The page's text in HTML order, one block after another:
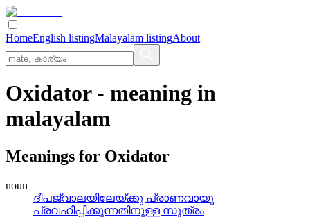
HomeEnglish listingMalayalam listingAbout
Oxidator- meaning in
malayalam
Meanings for Oxidator
noun
ദീപജ്വാലയിലേയ്‌ക്കു പ്രാണവായു
പ്രവഹിപ്പിക്കുന്നതിനുള്ള സൂത്രം